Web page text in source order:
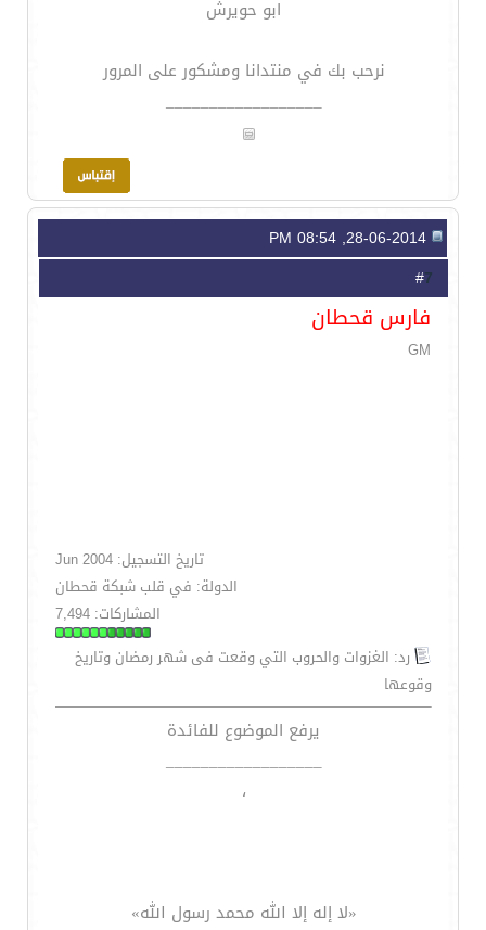
ابو حويرش
نرحب بك في منتدانا ومشكور على المرور
__________________
7
فارس قحطان
GM
تاريخ التسجيل: Jun 2004
الدولة: في قلب شبكة قحطان
المشاركات: 7,494
رد: الغزوات والحروب التي وقعت فى شهر رمضان وتاريخ
وقوعها
يرفع الموضوع للفائدة
__________________
،
«لا إله إلا الله محمد رسول الله»